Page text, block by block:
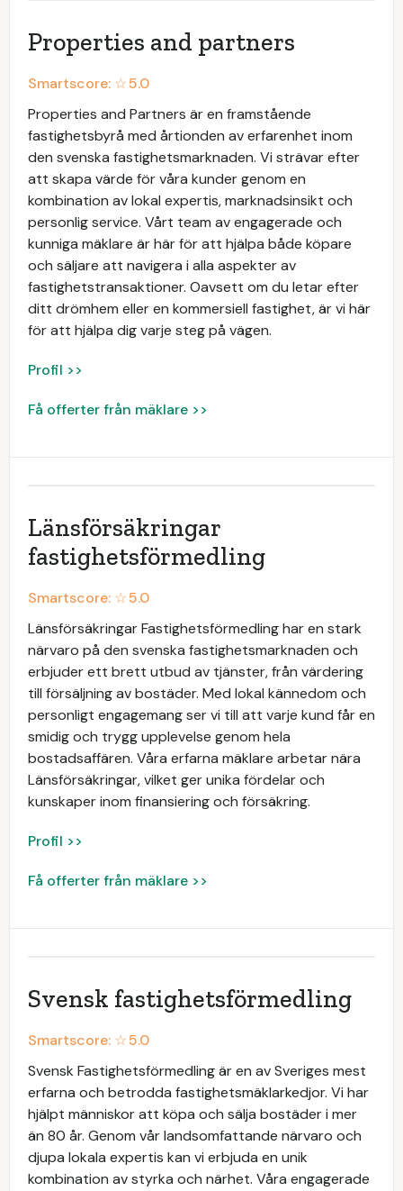
Properties and partners
Smartscore: ☆5.0
Properties and Partners är en framstående
fastighetsbyrå med årtionden av erfarenhet inom
den svenska fastighetsmarknaden. Vi strävar efter
att skapa värde för våra kunder genom en
kombination av lokal expertis, marknadsinsikt och
personlig service. Vårt team av engagerade och
kunniga mäklare är här för att hjälpa både köpare
och säljare att navigera i alla aspekter av
fastighetstransaktioner. Oavsett om du letar efter
ditt drömhem eller en kommersiell fastighet, är vi här
för att hjälpa dig varje steg på vägen.
Profil >>
Få offerter från mäklare >>
Länsförsäkringar
fastighetsförmedling
Smartscore: ☆5.0
Länsförsäkringar Fastighetsförmedling har en stark
närvaro på den svenska fastighetsmarknaden och
erbjuder ett brett utbud av tjänster, från värdering
till försäljning av bostäder. Med lokal kännedom och
personligt engagemang ser vi till att varje kund får en
smidig och trygg upplevelse genom hela
bostadsaffären. Våra erfarna mäklare arbetar nära
Länsförsäkringar, vilket ger unika fördelar och
kunskaper inom finansiering och försäkring.
Profil >>
Få offerter från mäklare >>
Svensk fastighetsförmedling
Smartscore: ☆5.0
Svensk Fastighetsförmedling är en av Sveriges mest
erfarna och betrodda fastighetsmäklarkedjor. Vi har
hjälpt människor att köpa och sälja bostäder i mer
än 80 år. Genom vår landsomfattande närvaro och
djupa lokala expertis kan vi erbjuda en unik
kombination av styrka och närhet. Våra engagerade